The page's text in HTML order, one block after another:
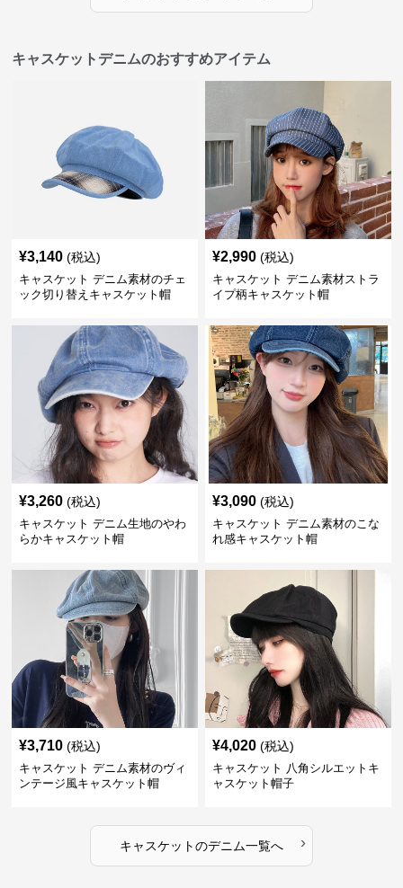
キャスケットデニムのおすすめアイテム
¥3,140 (税込)
キャスケット デニム素材のチェ
ック切り替えキャスケット帽
¥2,990 (税込)
キャスケット デニム素材ストラ
イプ柄キャスケット帽
¥3,260 (税込)
キャスケット デニム生地のやわ
らかキャスケット帽
¥3,090 (税込)
キャスケット デニム素材のこな
れ感キャスケット帽
¥3,710 (税込)
キャスケット デニム素材のヴィ
ンテージ風キャスケット帽
¥4,020 (税込)
キャスケット 八角シルエットキ
ャスケット帽子
キャスケットのデニム一覧へ ›